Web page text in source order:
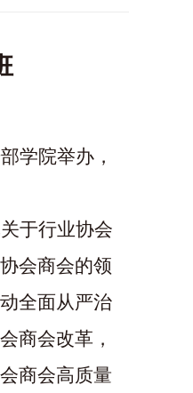
学院举办，
于行业协会
会商会的领
全面从严治
商会改革，
商会高质量